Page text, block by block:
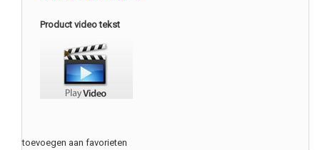
Product video tekst
toevoegen aan favorieten